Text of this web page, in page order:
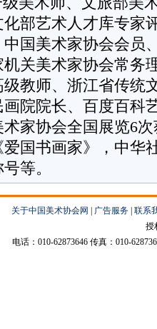
部艺术人才库专家
国美术家协会会员
关美术家协会常务
教师、浙江省传统
院院长、百度百科
家协会全国展览6
国书画家》，中华
等。
关于中国美术协会网 广告服务 联系
授
电话：010-62873646 传真：010-